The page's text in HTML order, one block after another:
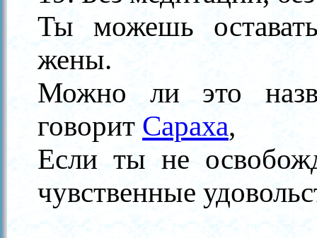
Ты можешь
жены.
Можно ли это
говорит Сараха,
Если ты не
чувственные